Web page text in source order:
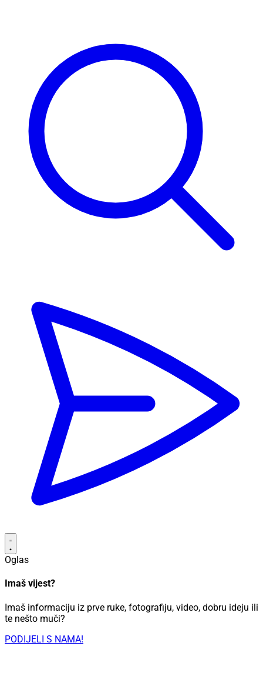
Oglas
Imaš vijest?
Imaš informaciju iz prve ruke, fotografiju, video, dobru ideju ili
te nešto muči?
PODIJELI S NAMA!